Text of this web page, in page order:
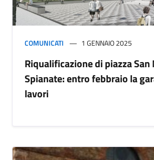
COMUNICATI 1 GENNAIO 2025
Riqualificazione di piazza San
Spianate: entro febbraio la
lavori